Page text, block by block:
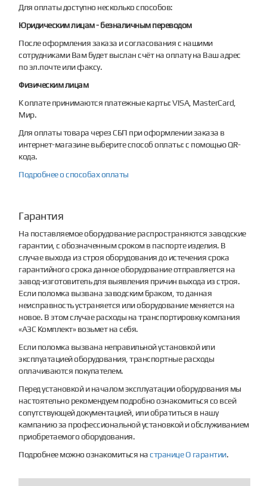
Для оплаты доступно несколько способов:
Юридическим лицам - безналичным переводом
После оформления заказа и согласования с нашими
сотрудниками Вам будет выслан счёт на оплату на Ваш адрес
по эл.почте или факсу.
Физическим лицам
К оплате принимаются платежные карты: VISA, MasterCard,
Мир.
Для оплаты товара через СБП при оформлении заказа в
интернет-магазине выберите способ оплаты: с помощью QR-
кода.
Подробнее о способах оплаты
Гарантия
На поставляемое оборудование распространяются заводские
гарантии, с обозначенным сроком в паспорте изделия. В
случае выхода из строя оборудования до истечения срока
гарантийного срока данное оборудование отправляется на
завод-изготовитель для выявления причин выхода из строя.
Если поломка вызвана заводским браком, то данная
неисправность устраняется или оборудование меняется на
новое. В этом случае расходы на транспортировку компания
«АЗС Комплект» возьмет на себя.
Если поломка вызвана неправильной установкой или
эксплуатацией оборудования, транспортные расходы
оплачиваются покупателем.
Перед установкой и началом эксплуатации оборудования мы
настоятельно рекомендуем подробно ознакомиться со всей
сопутствующей документацией, или обратиться в нашу
кампанию за профессиональной установкой и обслуживанием
приобретаемого оборудования.
Подробнее можно ознакомиться настранице О гарантии.